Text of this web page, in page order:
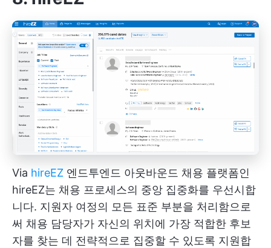
Via hireEZ 엔드투엔드 아웃바운드 채용 플랫폼인
hireEZ는 채용 프로세스의 중앙 집중화를 우선시합
니다. 지원자 여정의 모든 표준 부분을 처리함으로
써 채용 담당자가 자신의 위치에 가장 적합한 후보
자를 찾는 데 전략적으로 집중할 수 있도록 지원합